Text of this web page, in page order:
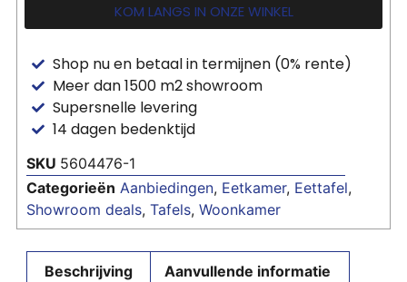
KOM LANGS IN ONZE WINKEL
Shop nu en betaal in termijnen (0% rente)
Meer dan 1500 m2 showroom
Supersnelle levering
14 dagen bedenktijd
SKU 5604476-1
Categorieën Aanbiedingen, Eetkamer, Eettafel,
Showroom deals,Tafels,Woonkamer
Beschrijving Aanvullende informatie